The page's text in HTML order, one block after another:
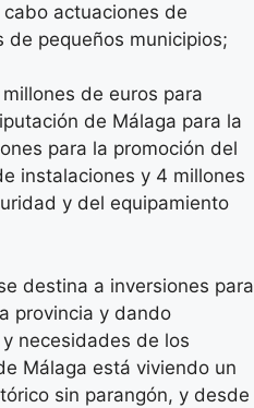
actuaciones de
de pequeños municipios;
de euros para
de Málaga para la
para la promoción del
instalaciones y 4 millones
y del equipamiento
destina a inversiones para
provincia y dando
necesidades de los
Málaga está viviendo un
sin parangón, y desde